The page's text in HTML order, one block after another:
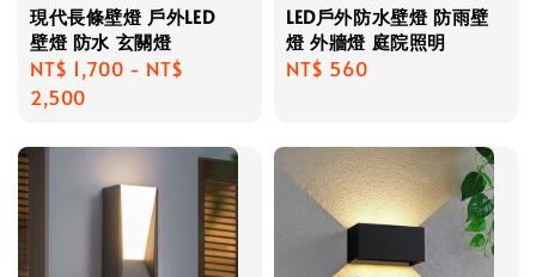
現代長條壁燈 戶外LED
壁燈 防水 玄關燈
Regular
price
NT$ 1,700 - NT$
2,500
LED戶外防水壁燈 防雨壁
燈 外牆燈 庭院照明
Regular
NT$ 560